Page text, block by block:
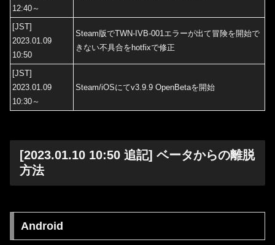
12:40～
[JST]
2023.01.09
10:50
Steam版でTWN-IVB-001エラーが出て冒険を開始で
きない不具合をhotfixで修正
[JST]
2023.01.09
10:30～
Steam/iOSにてv3.9.9 OpenBetaを開始
[2023.01.10 10:50 追記] ベータからの離脱
方法
Android